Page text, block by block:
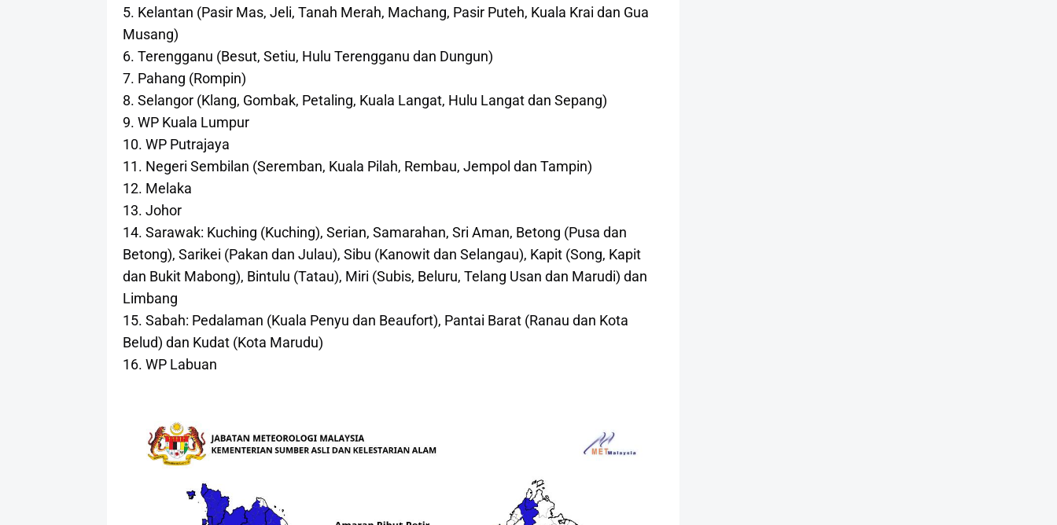
5. Kelantan (Pasir Mas, Jeli, Tanah Merah, Machang, Pasir Puteh, Kuala Krai dan Gua
Musang)
6. Terengganu (Besut, Setiu, Hulu Terengganu dan Dungun)
7. Pahang (Rompin)
8. Selangor (Klang, Gombak, Petaling, Kuala Langat, Hulu Langat dan Sepang)
9. WP Kuala Lumpur
10. WP Putrajaya
11. Negeri Sembilan (Seremban, Kuala Pilah, Rembau, Jempol dan Tampin)
12. Melaka
13. Johor
14. Sarawak: Kuching (Kuching), Serian, Samarahan, Sri Aman, Betong (Pusa dan
Betong), Sarikei (Pakan dan Julau), Sibu (Kanowit dan Selangau), Kapit (Song, Kapit
dan Bukit Mabong), Bintulu (Tatau), Miri (Subis, Beluru, Telang Usan dan Marudi) dan
Limbang
15. Sabah: Pedalaman (Kuala Penyu dan Beaufort), Pantai Barat (Ranau dan Kota
Belud) dan Kudat (Kota Marudu)
16. WP Labuan